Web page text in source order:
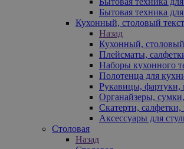
Бытовая техника
Кухонный, столовый
Назад
Кухонный, столовый
Плейсматы,
Наборы кухонного
Полотенца для
Рукавицы, фартуки,
Органайзеры,
Скатерти, салфетки,
Аксессуары для
Столовая
Назад